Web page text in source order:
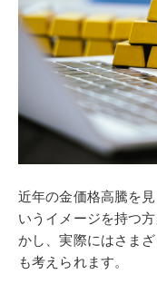
近年の金価格高騰を
いうイメージを持つ
かし、実際にはさま
も考えられます。